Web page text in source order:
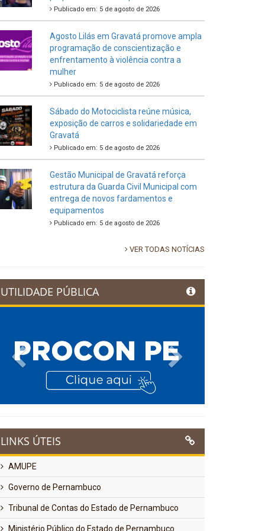
Publicado em: 5 de agosto de 2026
Agosto Lilás em Gravatá promove ampla
programação de conscientização e
enfrentamento à violência contra a
mulher
Publicado em: 5 de agosto de 2026
Sábado do Motociclista reúne música,
exposição de carros e solidariedade em
Gravatá
Publicado em: 5 de agosto de 2026
Gestão Municipal de Gravatá reforça
estrutura da Guarda Civil Municipal com
entrega de novos fardamentos e
equipamentos
Publicado em: 5 de agosto de 2026
VER TODAS NOTÍCIAS
UTILIDADE PÚBLICA
Previous
LINKS ÚTEIS
AMUPE
Governo de Pernambuco
Tribunal de Contas do Estado de Pernambuco
Ministério Público do Estado de Pernambuco